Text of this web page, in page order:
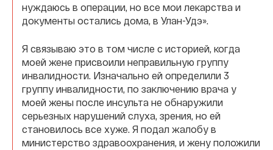
нуждаюсь в операции, но все мои лекарства и
документы остались дома, в Улан-Удэ».
Я связываю это в том числе с историей, когда
моей жене присвоили неправильную группу
инвалидности. Изначально ей определили 3
группу инвалидности, по заключению врача у
моей жены после инсульта не обнаружили
серьезных нарушений слуха, зрения, но ей
становилось все хуже. Я подал жалобу в
министерство здравоохранения, и жену положили